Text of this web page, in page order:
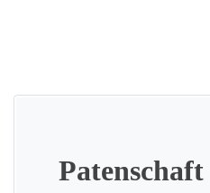
Patenschaft